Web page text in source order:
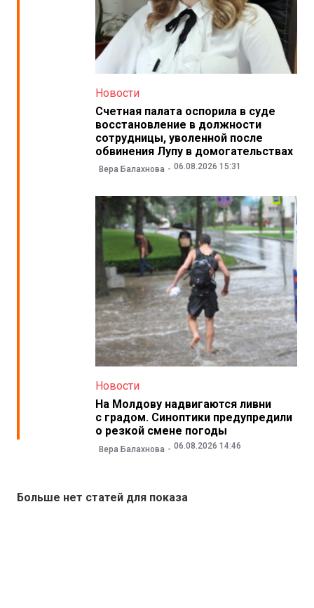
Новости
Счетная палата оспорила в суде
восстановление в должности
сотрудницы, уволенной после
обвинения Лупу в домогательствах
Вера Балахнова 06.08.2026 15:31
Новости
На Молдову надвигаются ливни
с градом. Синоптики предупредили
о резкой смене погоды
Вера Балахнова 06.08.2026 14:46
Больше нет статей для показа